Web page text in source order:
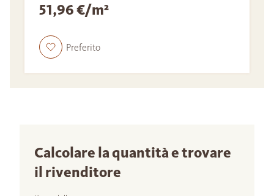
51,96 €/m²
Preferito
Calcolare la quantità e trovare
il rivenditore